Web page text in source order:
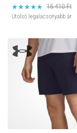
15 410 Ft
Utolsó legalacsonyabb ár